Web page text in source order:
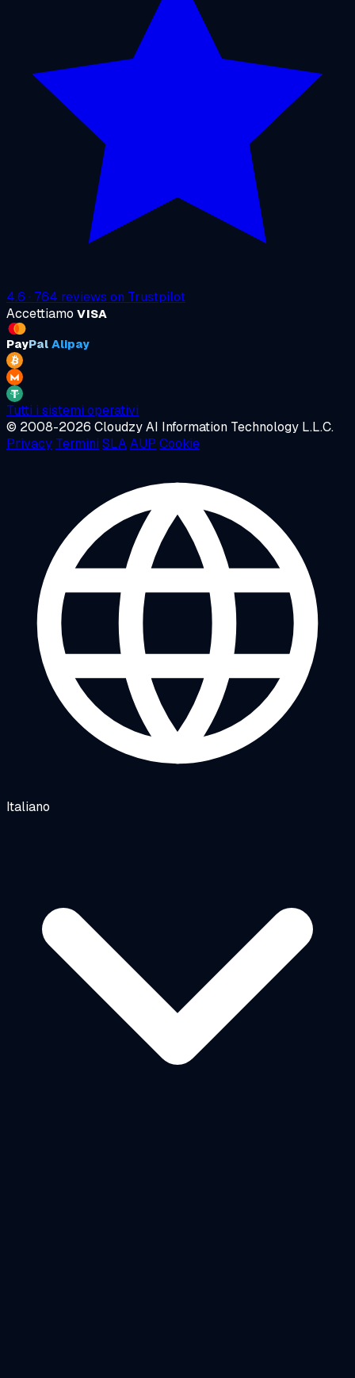
4.6 · 764 reviews on Trustpilot
Accettiamo VISA
PayPal Alipay
Tutti i sistemi operativi
© 2008-2026 Cloudzy AI Information Technology L.L.C.
Privacy Termini SLAAUP Cookie
Italiano